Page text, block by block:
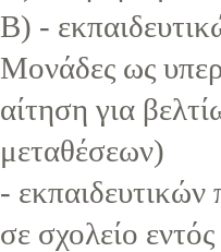
Β) -
Μονάδες ως
αίτηση για
μεταθέσεων)
-
σε σχολείο